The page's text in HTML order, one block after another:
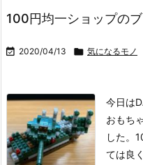
100円均一ショップの
 2020/04/13  気になるモノ
今日は
おもち
した。
ては良